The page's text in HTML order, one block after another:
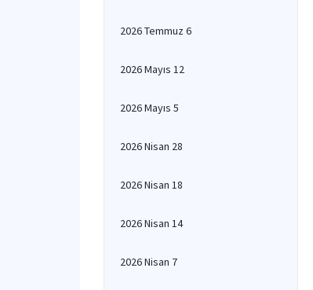
2026 Temmuz 6
2026 Mayıs 12
2026 Mayıs 5
2026 Nisan 28
2026 Nisan 18
2026 Nisan 14
2026 Nisan 7